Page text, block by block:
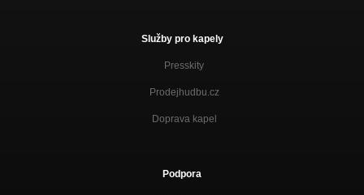
Služby pro kapely
Presskity
Prodejhudbu.cz
Doprava kapel
Podpora